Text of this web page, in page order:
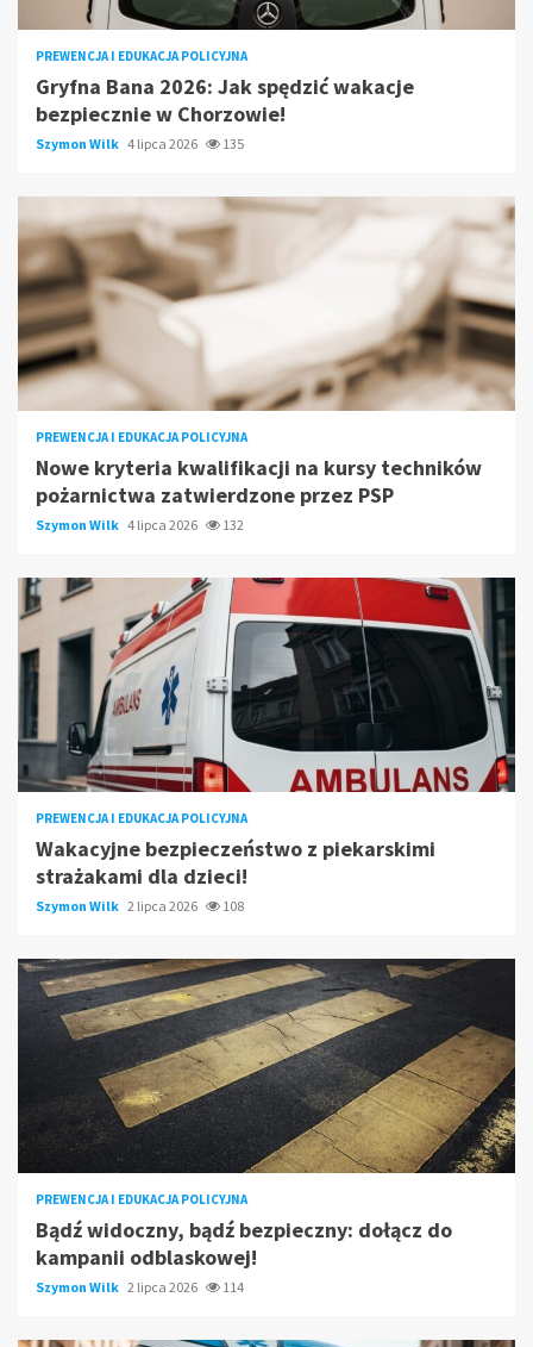
PREWENCJA I EDUKACJA POLICYJNA
Gryfna Bana 2026: Jak spędzić wakacje
bezpiecznie w Chorzowie!
Szymon Wilk 4 lipca 2026 135
PREWENCJA I EDUKACJA POLICYJNA
Nowe kryteria kwalifikacji na kursy techników
pożarnictwa zatwierdzone przez PSP
Szymon Wilk 4 lipca 2026 132
PREWENCJA I EDUKACJA POLICYJNA
Wakacyjne bezpieczeństwo z piekarskimi
strażakami dla dzieci!
Szymon Wilk 2 lipca 2026 108
PREWENCJA I EDUKACJA POLICYJNA
Bądź widoczny, bądź bezpieczny: dołącz do
kampanii odblaskowej!
Szymon Wilk 2 lipca 2026 114